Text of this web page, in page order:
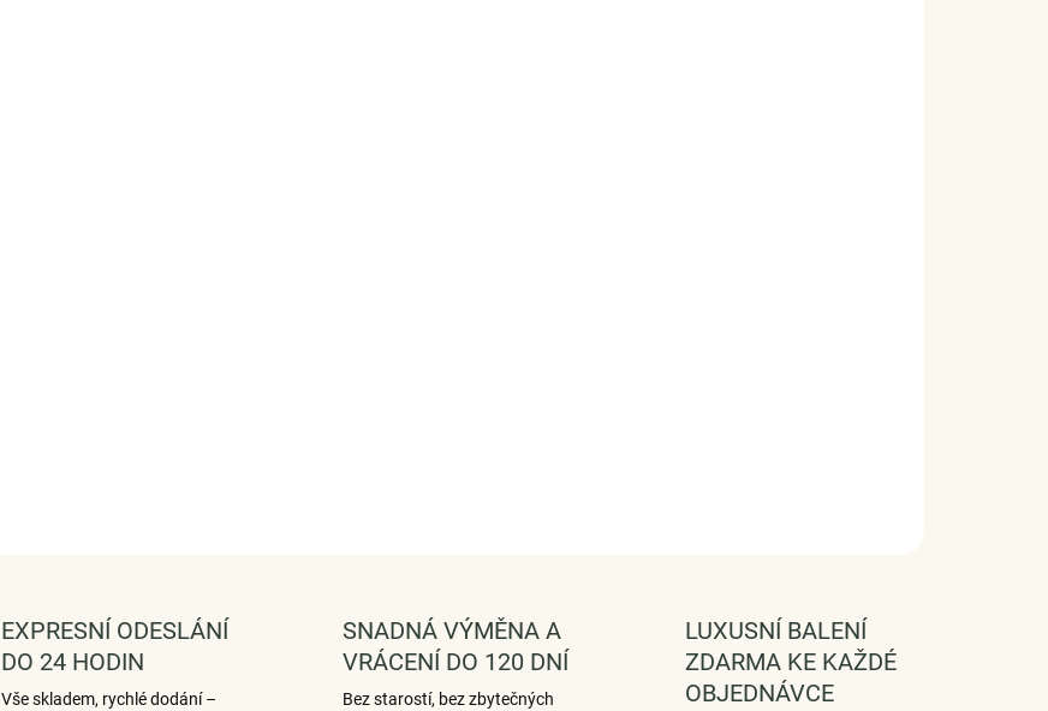
EXPRESNÍ ODESLÁNÍ
DO 24 HODIN
Vše skladem, rychlé dodání –
SNADNÁ VÝMĚNA A
VRÁCENÍ DO 120 DNÍ
Bez starostí, bez zbytečných
LUXUSNÍ BALENÍ
ZDARMA KE KAŽDÉ
OBJEDNÁVCE